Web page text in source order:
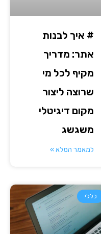
# איך לבנות
אתר: מדריך
מקיף לכל מי
שרוצה ליצור
מקום דיגיטלי
משגשג
למאמר המלא »
כללי